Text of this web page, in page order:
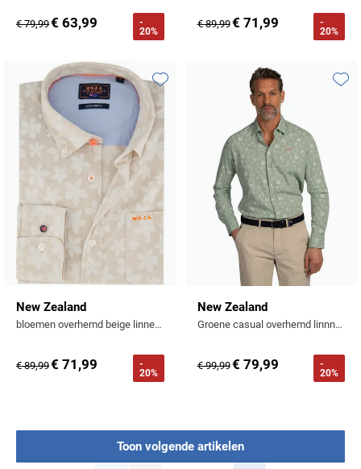
€ 79,99€ 63,99
-
20%
€ 89,99€ 71,99
-
20%
New Zealand
bloemen overhemd beige linnen normale fit
€ 89,99€ 71,99
-
20%
Toevoegen aan favorieten
New Zealand
Groene casual overhemd linnnen
€ 99,99€ 79,99
-
20%
Toon volgende artikelen